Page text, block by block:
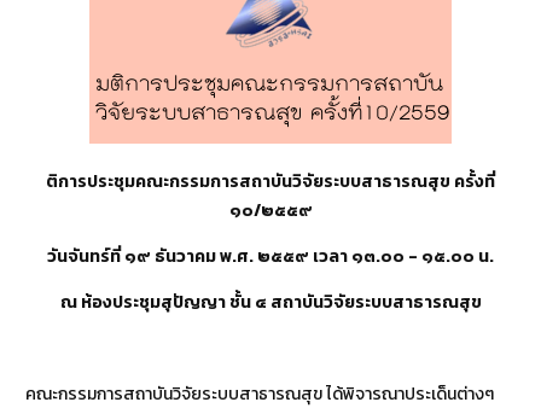
ติการประชุมคณะกรรมการสถาบันวิจัยระบบสาธารณสุข ครั้งที่
๑๐/๒๕๕๙
วันจันทร์ที่ ๑๙ ธันวาคม พ.ศ.๒๕๕๙ เวลา ๑๓.๐๐ - ๑๕.๐๐ น.
ณ ห้องประชุมสุปัญญา ชั้น ๔ สถาบันวิจัยระบบสาธารณสุข
คณะกรรมการสถาบันวิจัยระบบสาธารณสุข ได้พิจารณาประเด็นต่างๆ